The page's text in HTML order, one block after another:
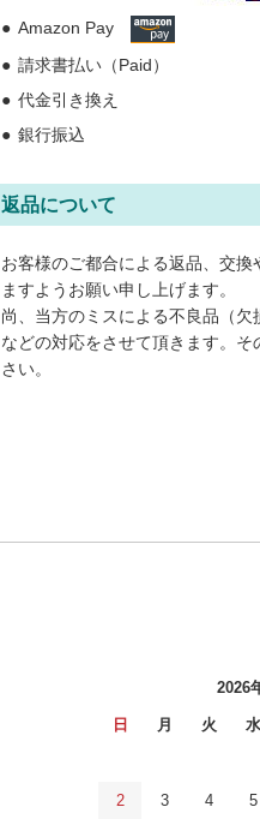
Amazon Pay
請求書払い（Paid）
代金引き換え
銀行振込
返品について
お客様のご都合による返品、交
ますようお願い申し上げます。
尚、当方のミスによる不良品（
などの対応をさせて頂きます。
さい。
2026
日 月 火 水
2 3 4 5